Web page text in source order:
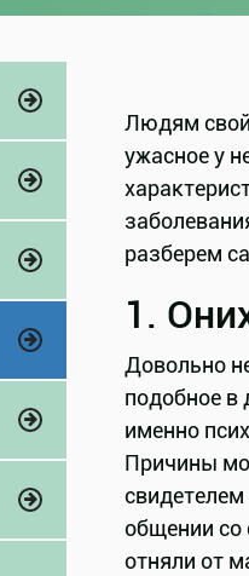
Людям
ужасное у
разберем
1.
Довольно
подобное в
именно
Причины
общении со
отняли от